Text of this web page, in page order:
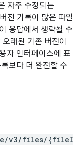
자주 수정되는
전 기록이 많은 파일
응답에서 생략될 수
래된 기존 버전이
자 인터페이스에 표
보다 더 완전할 수
v3/files/{fileI